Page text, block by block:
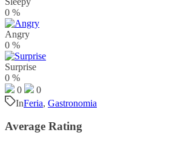
0 %
Angry
0 %
Surprise
0 %
0
0
InFeria, Gastronomia
Average Rating